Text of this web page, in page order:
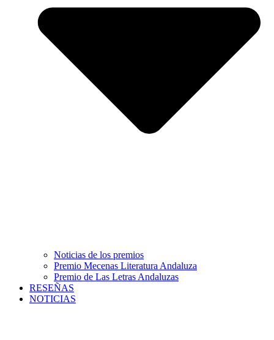
Noticias de los premios
Premio Mecenas Literatura Andaluza
Premio de Las Letras Andaluzas
RESEÑAS
NOTICIAS